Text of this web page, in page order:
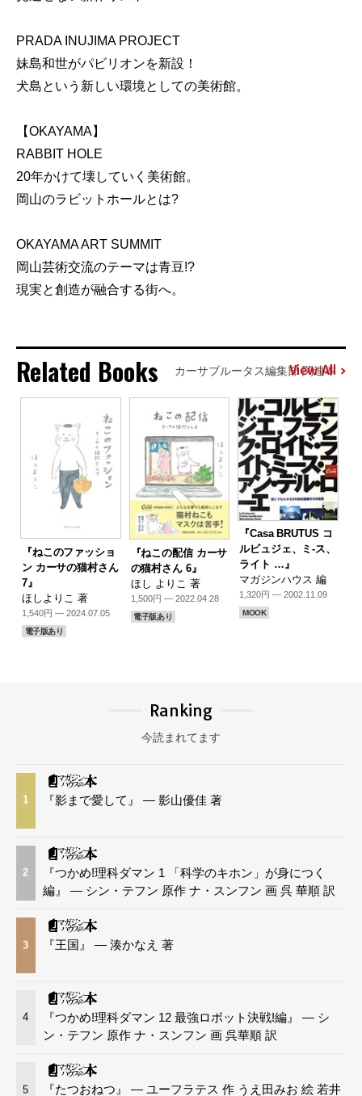
PRADA INUJIMA PROJECT
妹島和世がパビリオンを新設！
犬島という新しい環境としての美術館。
【OKAYAMA】
RABBIT HOLE
20年かけて壊していく美術館。
岡山のラビットホールとは?
OKAYAMA ART SUMMIT
岡山芸術交流のテーマは青豆!?
現実と創造が融合する街へ。
Related Books カーサブルータス編集部 関連本
View All
『ねこのファッショ
ン カーサの猫村さん
7』
ほしよりこ 著
1,540円 — 2024.07.05
電子版あり
『ねこの配信 カーサ
の猫村さん 6』
ほし よりこ 著
1,500円 — 2022.04.28
電子版あり
『Casa BRUTUS コ
ルビュジェ、ミ-ス、
ライト …』
マガジンハウス 編
1,320円 — 2002.11.09
MOOK
Ranking
今読まれてます
1 『影まで愛して』 — 影山優佳 著
2
『つかめ!理科ダマン 1 「科学のキホン」が身につく
編』 — シン・テフン 原作 ナ・スンフン 画 呉 華順 訳
3 『王国』 — 湊かなえ 著
4
『つかめ!理科ダマン 12 最強ロボット決戦!編』 — シ
ン・テフン 原作 ナ・スンフン 画 呉華順 訳
5
『たつおねつ』 — ユーフラテス 作 うえ田みお 絵 若井